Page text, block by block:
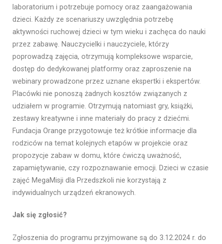
laboratorium i potrzebuje pomocy oraz zaangażowania
dzieci. Każdy ze scenariuszy uwzględnia potrzebę
aktywności ruchowej dzieci w tym wieku i zachęca do nauki
przez zabawę. Nauczycielki i nauczyciele, którzy
poprowadzą zajęcia, otrzymują kompleksowe wsparcie,
dostęp do dedykowanej platformy oraz zaproszenie na
webinary prowadzone przez uznane ekspertki i ekspertów.
Placówki nie ponoszą żadnych kosztów związanych z
udziałem w programie. Otrzymują natomiast gry, książki,
zestawy kreatywne i inne materiały do pracy z dziećmi.
Fundacja Orange przygotowuje też krótkie informacje dla
rodziców na temat kolejnych etapów w projekcie oraz
propozycje zabaw w domu, które ćwiczą uważność,
zapamiętywanie, czy rozpoznawanie emocji. Dzieci w czasie
zajęć MegaMisji dla Przedszkoli nie korzystają z
indywidualnych urządzeń ekranowych.
Jak się zgłosić?
Zgłoszenia do programu przyjmowane są do 3.12.2024 r. do